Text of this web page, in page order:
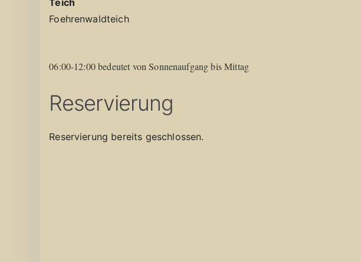
Foehrenwaldteich
06:00-12:00 bedeutet von Sonnenaufgang bis Mittag
Reservierung
Reservierung bereits geschlossen.